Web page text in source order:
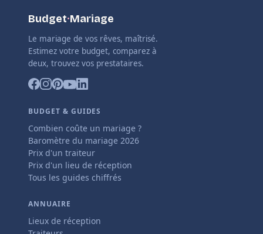
Budget·Mariage
Le mariage de vos rêves, maîtrisé.
Estimez votre budget, comparez à
deux, trouvez vos prestataires.
BUDGET & GUIDES
Combien coûte un mariage ?
Baromètre du mariage 2026
Prix d'un traiteur
Prix d'un lieu de réception
Tous les guides chiffrés
ANNUAIRE
Lieux de réception